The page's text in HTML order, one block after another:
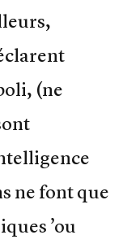
(ne
ne font que
’ou